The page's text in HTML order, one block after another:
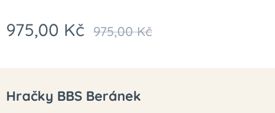
975,00 Kč 975,00Kč
Hračky BBS Beránek